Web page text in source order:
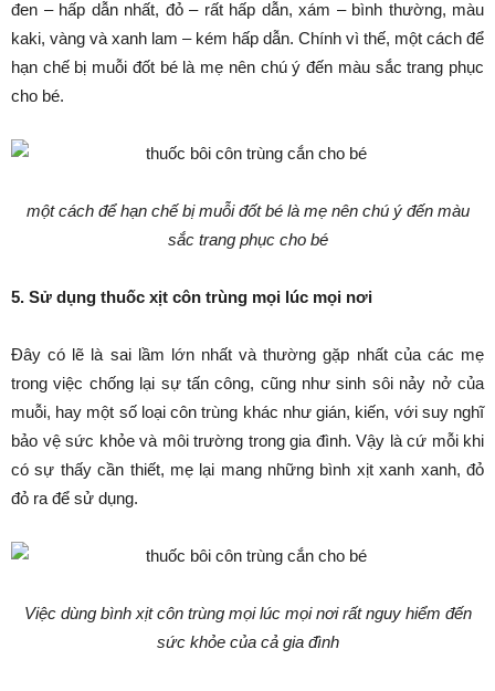
đen – hấp dẫn nhất, đỏ – rất hấp dẫn, xám – bình thường, màu
kaki, vàng và xanh lam – kém hấp dẫn. Chính vì thế, một cách để
hạn chế bị muỗi đốt bé là mẹ nên chú ý đến màu sắc trang phục
cho bé.
một cách để hạn chế bị muỗi đốt bé là mẹ nên chú ý đến màu
sắc trang phục cho bé
5. Sử dụng thuốc xịt côn trùng mọi lúc mọi nơi
Đây có lẽ là sai lầm lớn nhất và thường gặp nhất của các mẹ
trong việc chống lại sự tấn công, cũng như sinh sôi nảy nở của
muỗi, hay một số loại côn trùng khác như gián, kiến, với suy nghĩ
bảo vệ sức khỏe và môi trường trong gia đình. Vậy là cứ mỗi khi
có sự thấy cần thiết, mẹ lại mang những bình xịt xanh xanh, đỏ
đỏ ra để sử dụng.
Việc dùng bình xịt côn trùng mọi lúc mọi nơi rất nguy hiểm đến
sức khỏe của cả gia đình